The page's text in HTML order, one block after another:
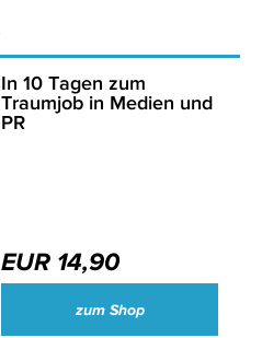
In 10 Tagen zum
Traumjob in Medien und
PR
EUR 14,90
zum Shop